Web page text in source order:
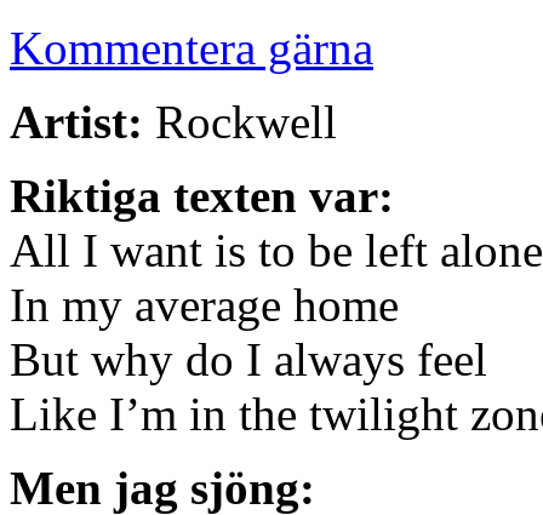
Kommentera gärna
Artist: Rockwell
Riktiga texten var:
All I want is to be left alone
In my average home
But why do I always feel
Like I’m in the twilight
Men jag sjöng: